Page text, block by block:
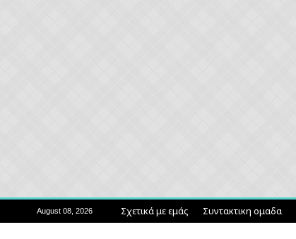
August 08, 2026 Σχετικά με εμάς Συντακτικη ομαδα